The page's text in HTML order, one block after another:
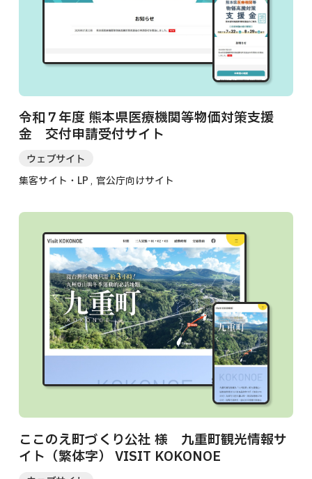
令和７年度 熊本県医療機関等物価対策支援
金 交付申請受付サイト
ウェブサイト
集客サイト・LP
官公庁向けサイト
ここのえ町づくり公社 様 九重町観光情報サ
イト（繁体字） VISIT KOKONOE